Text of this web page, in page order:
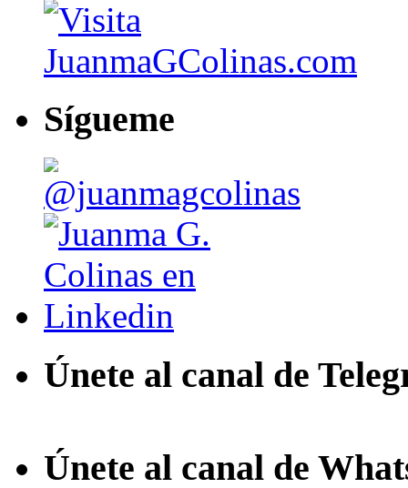
Sígueme
Únete al canal de
Únete al canal de